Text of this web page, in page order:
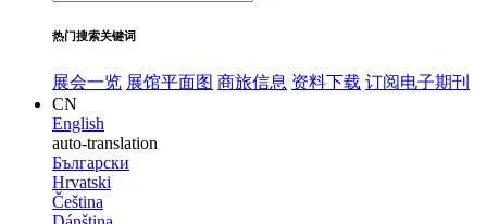
热门搜索关键词
展会一览 展馆平面图 商旅信息 资料下载 订阅电子期刊
CN
English
auto-translation
Български
Hrvatski
Čeština